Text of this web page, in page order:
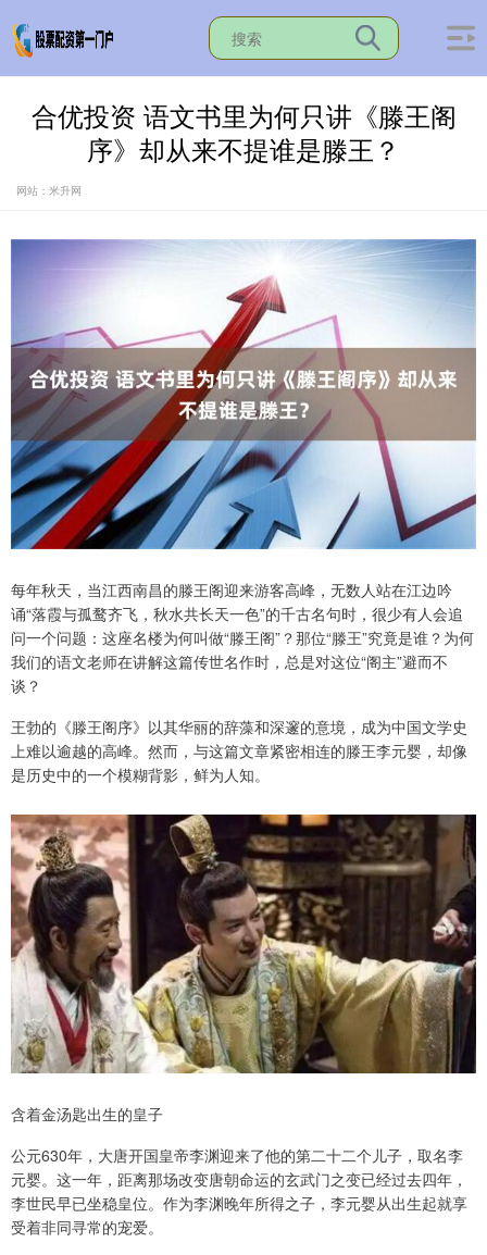
合优投资 语文书里为何只讲《滕王阁
序》却从来不提谁是滕王？
网站：米升网
每年秋天，当江西南昌的滕王阁迎来游客高峰，无数人站在江边吟
诵“落霞与孤鹜齐飞，秋水共长天一色”的千古名句时，很少有人会追
问一个问题：这座名楼为何叫做“滕王阁”？那位“滕王”究竟是谁？为何
我们的语文老师在讲解这篇传世名作时，总是对这位“阁主”避而不
谈？
王勃的《滕王阁序》以其华丽的辞藻和深邃的意境，成为中国文学史
上难以逾越的高峰。然而，与这篇文章紧密相连的滕王李元婴，却像
是历史中的一个模糊背影，鲜为人知。
含着金汤匙出生的皇子
公元630年，大唐开国皇帝李渊迎来了他的第二十二个儿子，取名李
元婴。这一年，距离那场改变唐朝命运的玄武门之变已经过去四年，
李世民早已坐稳皇位。作为李渊晚年所得之子，李元婴从出生起就享
受着非同寻常的宠爱。